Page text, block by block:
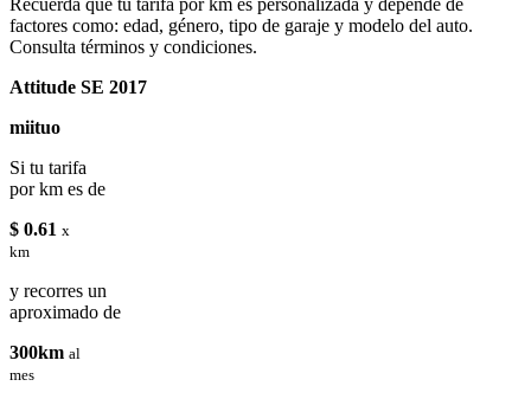
factores como: edad, género, tipo de garaje y modelo del auto.
Consulta términos y condiciones.
Attitude SE 2017
miituo
Si tu tarifa
por km es de
$ 0.61 x
km
y recorres un
aproximado de
300km al
mes